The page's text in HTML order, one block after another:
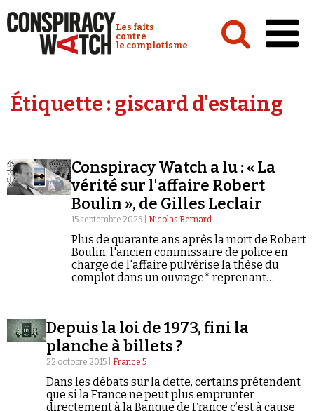
Conspiracy Watch :
Les faits
contre
le complotisme
Analyses
Vidéos
Émissions
Revues de presse
Étiquette :giscard d'estaing
Conspiracy Watch a lu : « La
vérité sur l'affaire Robert
Boulin », de Gilles Leclair
15 septembre 2025 | Nicolas Bernard
Plus de quarante ans après la mort de Robert
Boulin, l'ancien commissaire de police en
charge de l'affaire pulvérise la thèse du
complot dans un ouvrage* reprenant
Depuis la loi de 1973, fini la
planche à billets ?
22 octobre 2015 | France 5
Dans les débats sur la dette, certains prétendent
que si la France ne peut plus emprunter
directement à la Banque de France c’est à cause